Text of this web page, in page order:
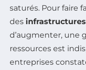
saturés. Pour faire
des
d’augmenter, une
ressources est
entreprises